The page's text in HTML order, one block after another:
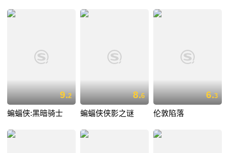
9.2
蝙蝠侠:黑暗骑士
8.6
蝙蝠侠侠影之谜
6.3
伦敦陷落